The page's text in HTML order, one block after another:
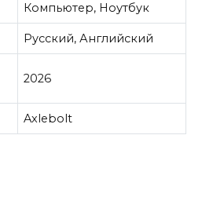
Компьютер, Ноутбук
Русский, Английский
2026
Axlebolt